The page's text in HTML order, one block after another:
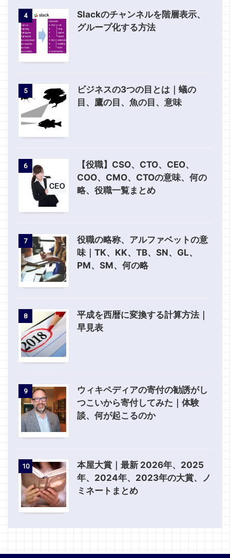
4
Slackのチャンネルを階層表示、
グループ化する方法
5
ビジネスの3つの目とは｜蟻の
目、鷹の目、魚の目、意味
6
【役職】CSO、CTO、CEO、
COO、CMO、CTOの意味、何の
略、役職一覧まとめ
7
役職の略称、アルファベットの意
味｜TK、KK、TB、SN、GL、
PM、SM、何の略
8
平成を西暦に変換する計算方法｜
早見表
9
ウィキペディアの寄付の勧誘がし
つこいから寄付してみた｜体験
談、何が起こるのか
10
本屋大賞｜最新 2026年、2025
年、2024年、2023年の大賞、ノ
ミネートまとめ